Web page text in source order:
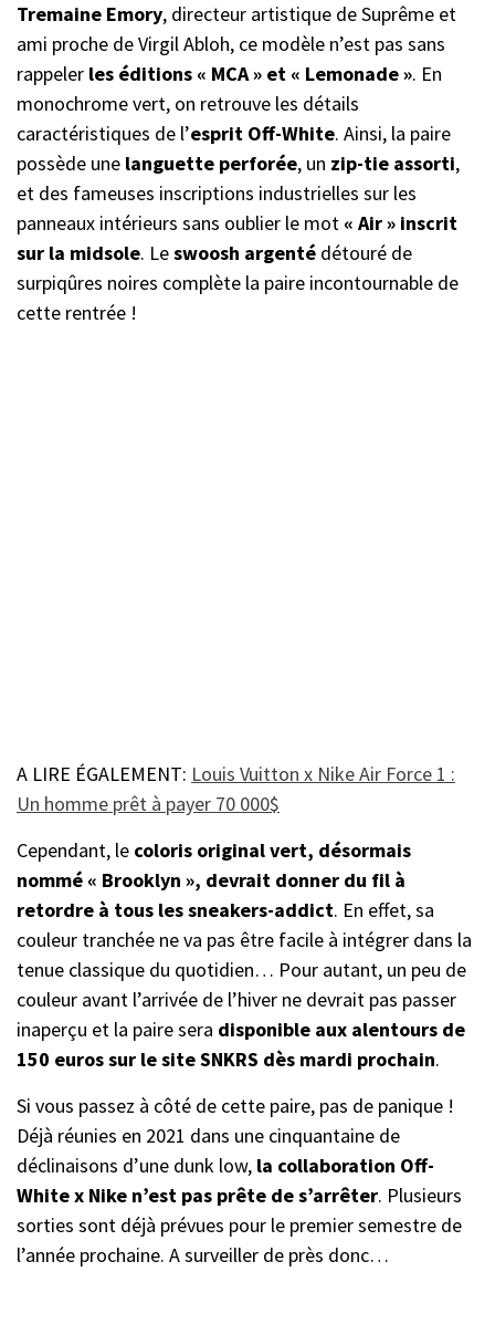
Tremaine Emory, directeur artistique de Suprême et
ami proche de Virgil Abloh, ce modèle n’est pas sans
rappeler les éditions « MCA » et « Lemonade ». En
monochrome vert, on retrouve les détails
caractéristiques de l’esprit Off-White. Ainsi, la paire
possède une languette perforée, un zip-tie assorti,
et des fameuses inscriptions industrielles sur les
panneaux intérieurs sans oublier le mot « Air » inscrit
sur la midsole. Leswoosh argenté détouré de
surpiqûres noires complète la paire incontournable de
cette rentrée !
A LIRE ÉGALEMENT: Louis Vuitton x Nike Air Force 1 :
Un homme prêt à payer 70 000$
Cependant, le coloris original vert, désormais
nommé « Brooklyn », devrait donner du fil à
retordre à tous les sneakers-addict. En effet, sa
couleur tranchée ne va pas être facile à intégrer dans la
tenue classique du quotidien… Pour autant, un peu de
couleur avant l’arrivée de l’hiver ne devrait pas passer
inaperçu et la paire sera disponible aux alentours de
150 euros sur le site SNKRS dès mardi prochain.
Si vous passez à côté de cette paire, pas de panique !
Déjà réunies en 2021 dans une cinquantaine de
déclinaisons d’une dunk low, la collaboration Off-
White x Nike n’est pas prête de s’arrêter. Plusieurs
sorties sont déjà prévues pour le premier semestre de
l’année prochaine. A surveiller de près donc…